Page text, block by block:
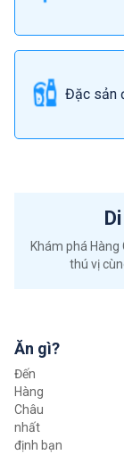
Đặc sản
Khám phá
thú vị
Ăn gì?
Đến
Hàng
Châu
nhất
định bạn